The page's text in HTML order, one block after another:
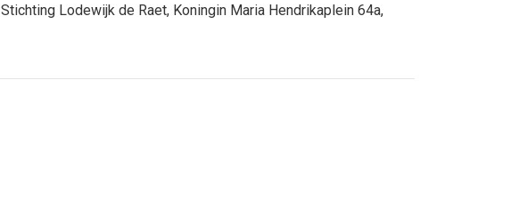
Stichting Lodewijk de Raet, Koningin Maria Hendrikaplein 64a,